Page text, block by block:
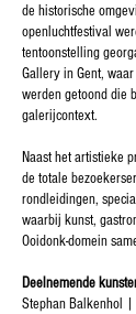
de historische
openluchtfestival
tentoonstelling
Gallery in Gent,
werden getoond die
galerijcontext.
Naast het artistieke
de totale
rondleidingen,
waarbij kunst,
Ooidonk-domein
Deelnemende
Stephan Balkenhol |